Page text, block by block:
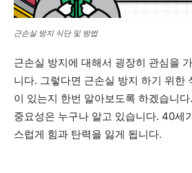
근손실 방지 식단 및 방법
근손실 방지에 대해서 굉장히 관심을
니다. 그렇다면 근손실 방지 하기 위한
이 있는지 한번 알아보도록 하겠습니
중요성은 누구나 알고 있습니다. 40세
스럽게 힘과 탄력을 잃게 됩니다.